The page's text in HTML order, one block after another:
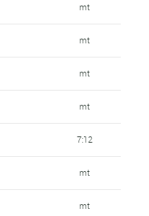
mt
mt
mt
mt
7:12
mt
mt